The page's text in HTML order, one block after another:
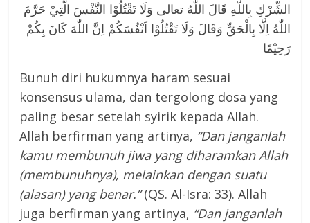
الشِّرْكِ بِاللّٰهِ قَالَ اللّٰهُ تعالى وَلَا تَقْتُلُوْا النَّفْسَ الَّتِيْ حَرَّمَ
اللّٰهُ اِلَّا بِالْحَقِّ وَقَالَ وَلَا تَقْتُلُوْا اَنْفُسَكُمْ اِنَّ اللّٰهَ كَانَ بِكُمْ
رَحِيْمًا
Bunuh diri hukumnya haram sesuai
konsensus ulama, dan tergolong dosa yang
paling besar setelah syirik kepada Allah.
Allah berfirman yang artinya, “Dan janganlah
kamu membunuh jiwa yang diharamkan Allah
(membunuhnya), melainkan dengan suatu
(alasan) yang benar.”(QS. Al-Isra: 33). Allah
juga berfirman yang artinya, “Dan janganlah